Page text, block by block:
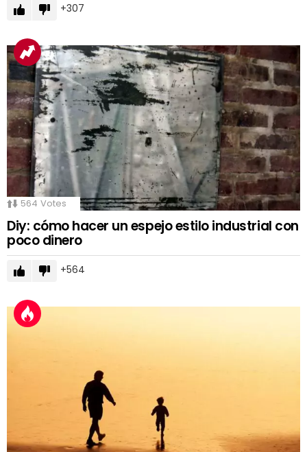
307
564 Votes
Diy: cómo hacer un espejo estilo industrial con
poco dinero
564